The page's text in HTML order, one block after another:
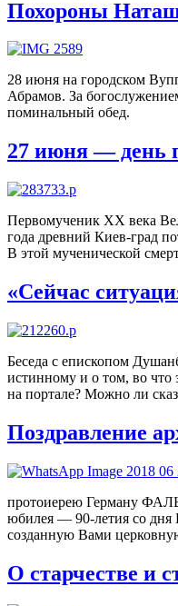
Похороны
28 июня на городском
Абрамов. За
поминальный обед.
27 июня — день
Первомученик XX века
года древний Киев-град
В этой мученической
«Сейчас
Беседа с епископом
истинному и о том, во что
на портале? Можно ли
Поздравление
протоиерею Герману
юбилея — 90-летия со
созданную Вами
О старчестве и